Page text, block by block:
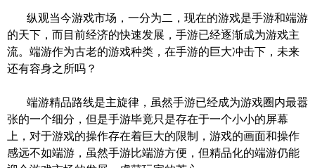
纵观当今游戏市场，一分为二，现在的游戏是手游和端游
的天下，而目前经济的快速发展，手游已经逐渐成为游戏主
流。端游作为古老的游戏种类，在手游的巨大冲击下，未来
还有容身之所吗？
端游精品路线是主旋律，虽然手游已经成为游戏圈内最嚣
张的一个细分，但是手游毕竟只是存在于一个小小的屏幕
上，对于游戏的操作存在着巨大的限制，游戏的画面和操作
感远不如端游，虽然手游比端游方便，但精品化的端游仍能